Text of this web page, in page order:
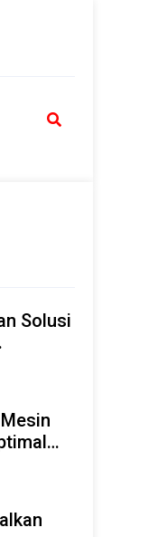
Solusi
AI &
2026